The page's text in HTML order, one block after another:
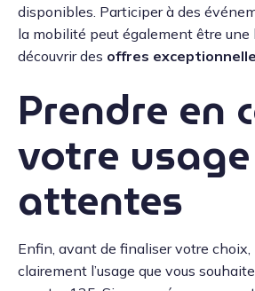
disponibles. Participer à des
la mobilité peut également être une
découvrir des offres
Prendre en
votre
attentes
Enfin, avant de finaliser votre
clairement l’usage que vous